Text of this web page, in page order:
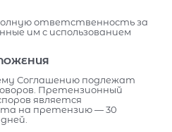
ответственность за
им с использованием
Соглашению подлежат
Претензионный
является
на претензию — 30